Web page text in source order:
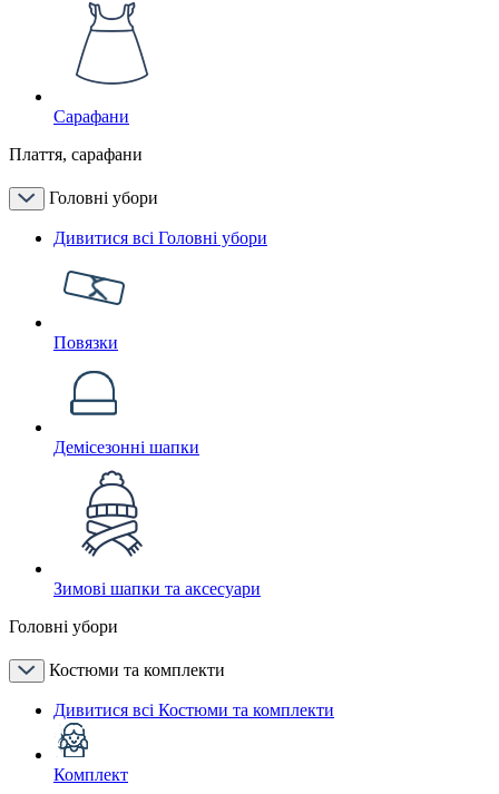
Сарафани
Плаття, сарафани
Головні убори
Дивитися всі Головні убори
Повязки
Демісезонні шапки
Зимові шапки та аксесуари
Головні убори
Костюми та комплекти
Дивитися всі Костюми та комплекти
Комплект